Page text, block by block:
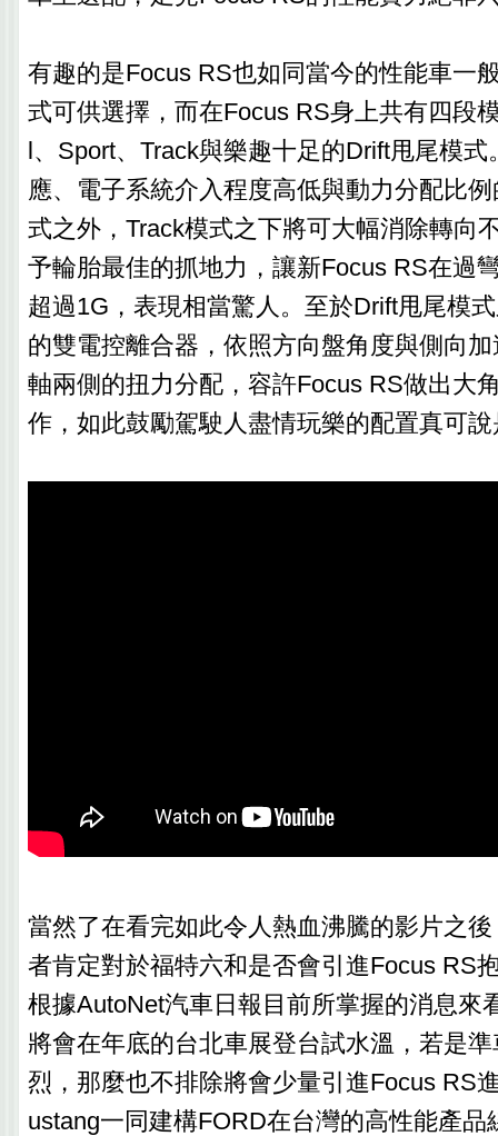
有趣的是Focus RS也如同當今的性能車一
式可供選擇，而在Focus RS身上共有四段
l、Sport、Track與樂趣十足的Drift甩尾模
應、電子系統介入程度高低與動力分配比
式之外，Track模式之下將可大幅消除轉向
予輪胎最佳的抓地力，讓新Focus RS在過
超過1G，表現相當驚人。至於Drift甩尾模
的雙電控離合器，依照方向盤角度與側向
軸兩側的扭力分配，容許Focus RS做出大
作，如此鼓勵駕駛人盡情玩樂的配置真可
當然了在看完如此令人熱血沸騰的影片之
者肯定對於福特六和是否會引進Focus RS
根據AutoNet汽車日報目前所掌握的消息來
將會在年底的台北車展登台試水溫，若是
烈，那麼也不排除將會少量引進Focus RS
ustang一同建構FORD在台灣的高性能產品